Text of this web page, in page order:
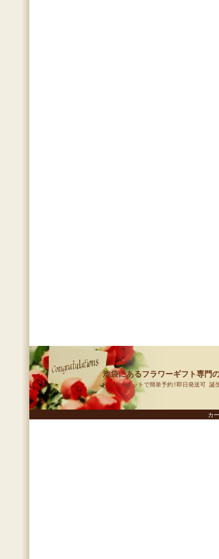
池袋にあるフラワーギフト専門
インターネットで簡単予約!即日発送可 誕
カ